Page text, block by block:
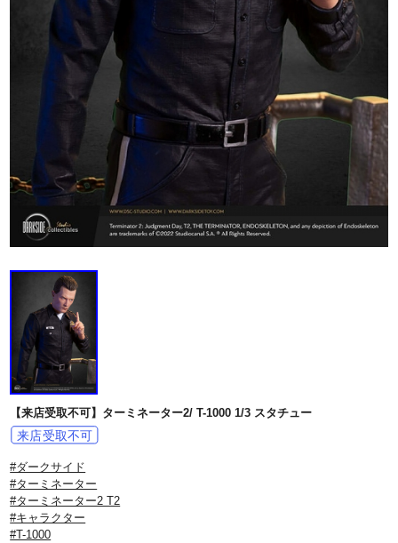
【来店受取不可】ターミネーター2/ T-1000 1/3 スタチュー
#ダークサイド
#ターミネーター
#ターミネーター2 T2
#キャラクター
#T-1000